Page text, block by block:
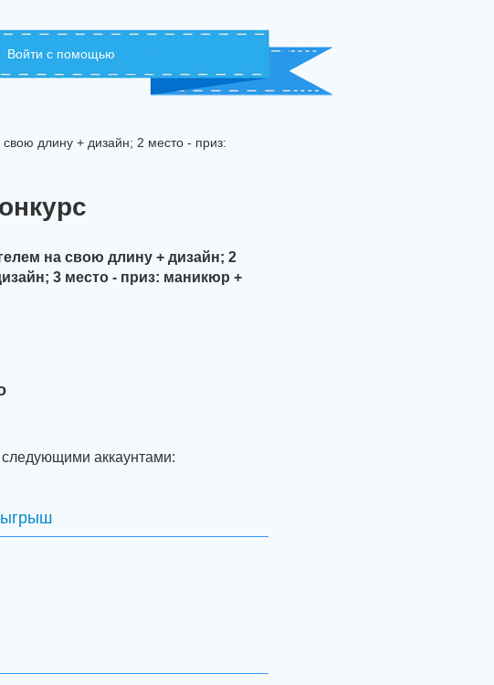
Войти с помощью
длину + дизайн; 2 место - приз:
на свою длину + дизайн; 2
3 место - приз: маникюр +
следующими аккаунтами: